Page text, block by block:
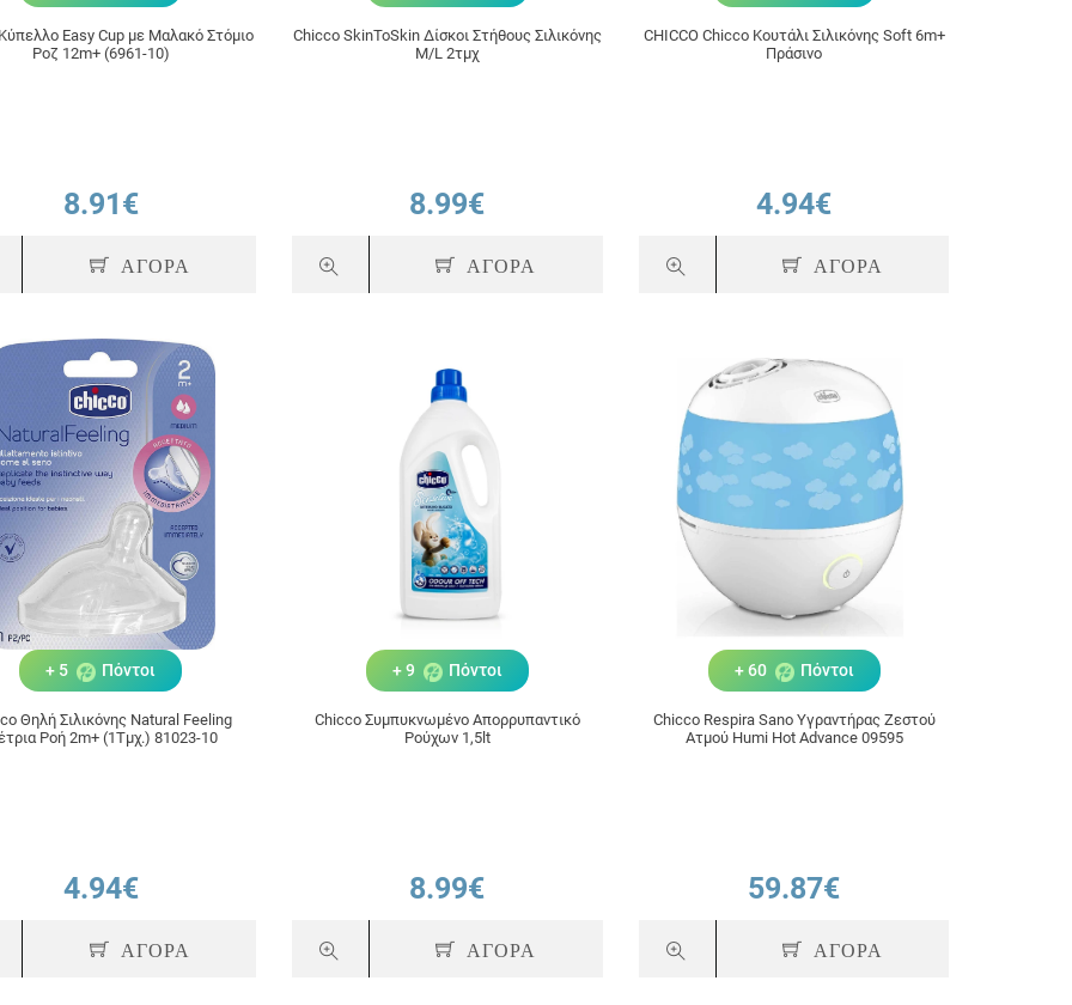
Easy Cup με Μαλακό Στόμιο
Ροζ 12m+ (6961-10)
8.91€
ΑΓΟΡΑ
Chicco SkinToSkin Δίσκοι Στήθους Σιλικόνης
M/L 2τμχ
8.99€
ΑΓΟΡΑ
CHICCO Chicco Κουτάλι Σιλικόνης Soft 6m+
Πράσινο
4.94€
ΑΓΟΡΑ
+ 5 Πόντοι
Θηλή Σιλικόνης Natural Feeling
Ροή 2m+ (1Τμχ.) 81023-10
4.94€
ΑΓΟΡΑ
+ 9 Πόντοι
Chicco Συμπυκνωμένο Απορρυπαντικό
Ρούχων 1,5lt
8.99€
ΑΓΟΡΑ
+ 60 Πόντοι
Chicco Respira Sano Υγραντήρας Ζεστού
Ατμού Humi Hot Advance 09595
59.87€
ΑΓΟΡΑ